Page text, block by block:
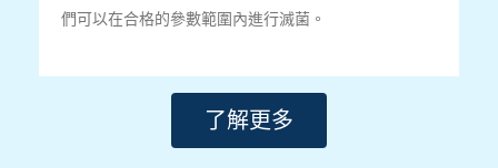
們可以在合格的參數範圍內進行滅菌。
了解更多